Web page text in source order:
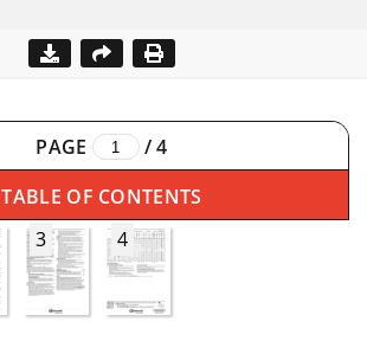
PAGE /4
TABLE OF CONTENTS
3 4